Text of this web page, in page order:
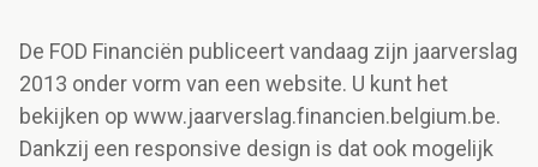
De FOD Financiën publiceert vandaag zijn jaarverslag
2013 onder vorm van een website. U kunt het
bekijken op www.jaarverslag.financien.belgium.be.
Dankzij een responsive design is dat ook mogelijk